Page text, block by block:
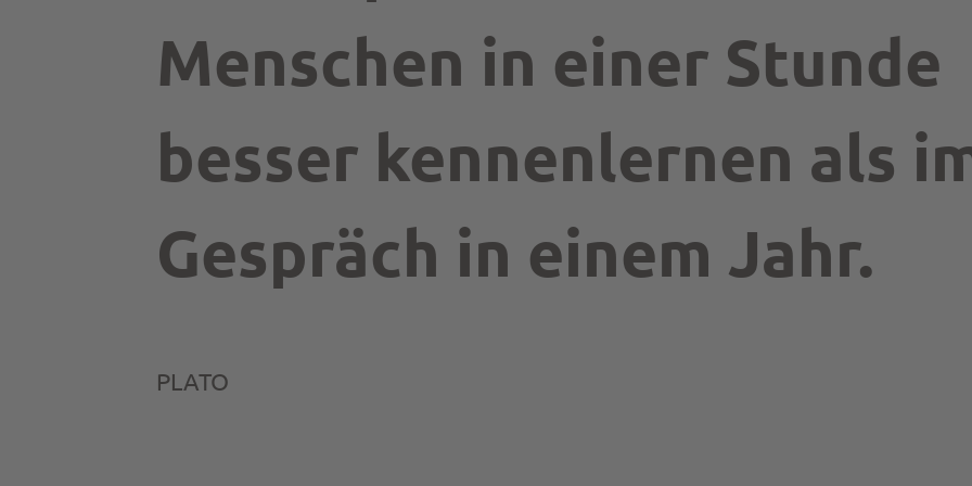
Menschen in einer Stunde
besser kennenlernen als
Gespräch in einem Jahr.
PLATO